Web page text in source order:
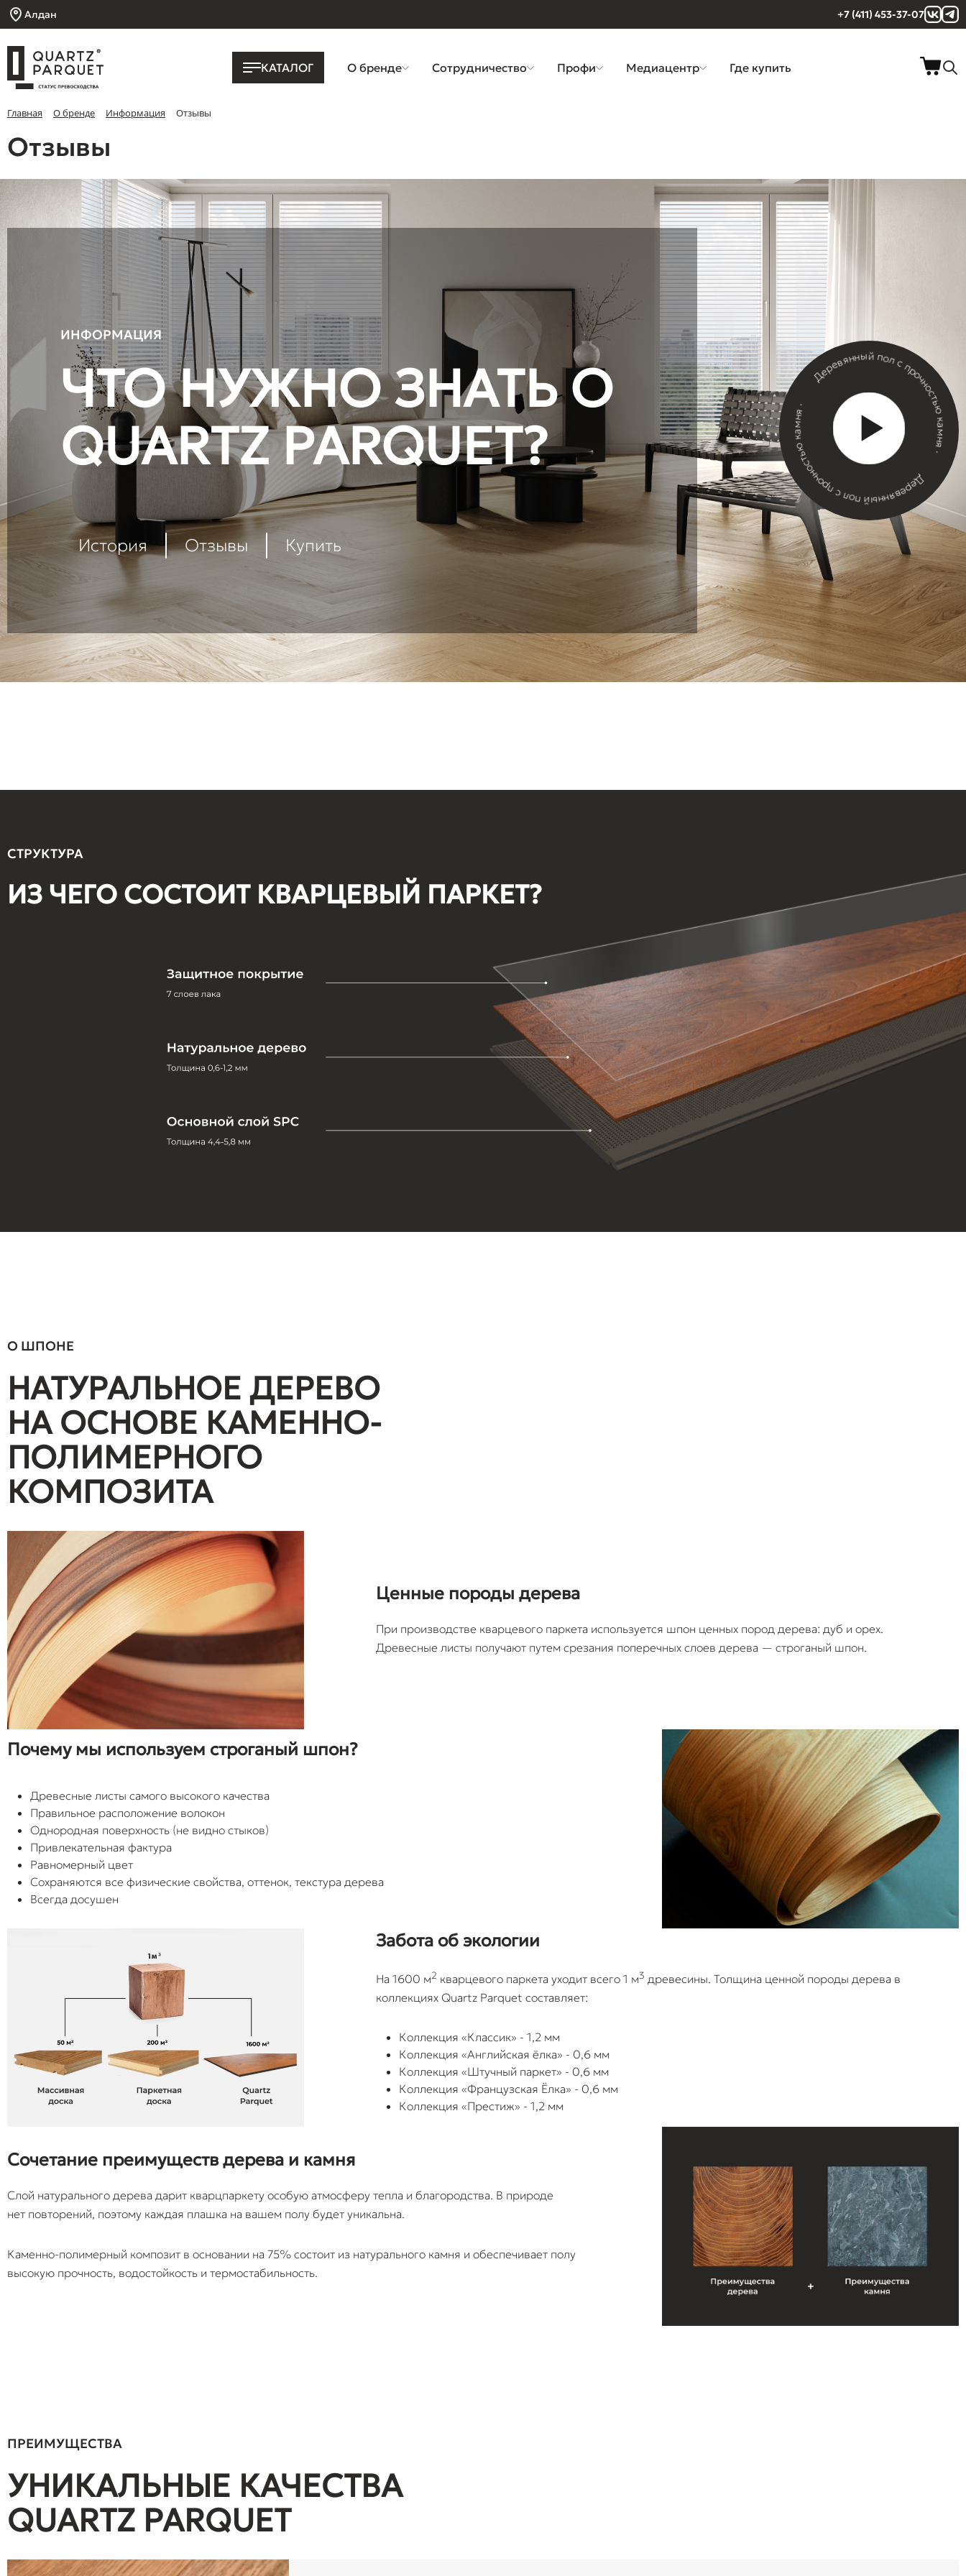
Алдан +7 (411) 453-37-07
КАТАЛОГ О бренде Сотрудничество Профи Медиацентр Где купить
Главная О бренде Информация Отзывы
Отзывы
ИНФОРМАЦИЯ
ЧТО НУЖНО ЗНАТЬ О
QUARTZ PARQUET?
История Отзывы Купить
Деревянный пол с
Деревянный пол с прочностью камня ·
СТРУКТУРА
ИЗ ЧЕГО СОСТОИТ КВАРЦЕВЫЙ ПАРКЕТ?
О ШПОНЕ
НАТУРАЛЬНОЕ ДЕРЕВО
НА ОСНОВЕ КАМЕННО-
ПОЛИМЕРНОГО
КОМПОЗИТА
Ценные породы дерева
При производстве кварцевого паркета используется шпон ценных пород дерева: дуб и орех.
Древесные листы получают путем срезания поперечных слоев дерева — строганый шпон.
Почему мы используем строганый шпон?
Древесные листы самого высокого качества
Правильное расположение волокон
Однородная поверхность (не видно стыков)
Привлекательная фактура
Равномерный цвет
Сохраняются все физические свойства, оттенок, текстура дерева
Всегда досушен
Забота об экологии
На 1600 м2 кварцевого паркета уходит всего 1 м3 древесины. Толщина ценной породы дерева в
коллекциях Quartz Parquet составляет:
Коллекция «Классик» - 1,2 мм
Коллекция «Английская ёлка» - 0,6 мм
Коллекция «Штучный паркет» - 0,6 мм
Коллекция «Французская Ёлка» - 0,6 мм
Коллекция «Престиж» - 1,2 мм
Сочетание преимуществ дерева и камня
Слой натурального дерева дарит кварцпаркету особую атмосферу тепла и благородства. В природе
нет повторений, поэтому каждая плашка на вашем полу будет уникальна.
Каменно-полимерный композит в основании на 75% состоит из натурального камня и обеспечивает полу
высокую прочность, водостойкость и термостабильность.
ПРЕИМУЩЕСТВА
УНИКАЛЬНЫЕ КАЧЕСТВА
QUARTZ PARQUET